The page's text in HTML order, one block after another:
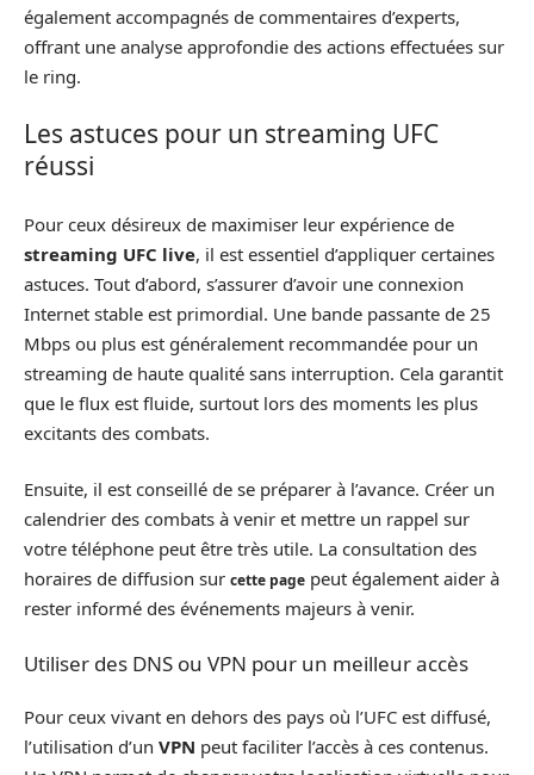
également accompagnés de commentaires d’experts,
offrant une analyse approfondie des actions effectuées sur
le ring.
Les astuces pour un streaming UFC
réussi
Pour ceux désireux de maximiser leur expérience de
streaming UFC live, il est essentiel d’appliquer certaines
astuces. Tout d’abord, s’assurer d’avoir une connexion
Internet stable est primordial. Une bande passante de 25
Mbps ou plus est généralement recommandée pour un
streaming de haute qualité sans interruption. Cela garantit
que le flux est fluide, surtout lors des moments les plus
excitants des combats.
Ensuite, il est conseillé de se préparer à l’avance. Créer un
calendrier des combats à venir et mettre un rappel sur
votre téléphone peut être très utile. La consultation des
horaires de diffusion sur cette page peut également aider à
rester informé des événements majeurs à venir.
Utiliser des DNS ou VPN pour un meilleur accès
Pour ceux vivant en dehors des pays où l’UFC est diffusé,
l’utilisation d’un VPN peut faciliter l’accès à ces contenus.